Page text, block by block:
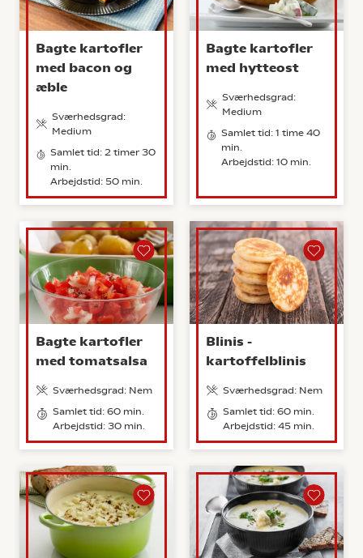
Bagte kartofler
med bacon og
æble
Sværhedsgrad:
Medium
Samlet tid: 2 timer 30
min.
Arbejdstid: 50 min.
Bagte kartofler
med hytteost
Sværhedsgrad:
Medium
Samlet tid: 1 time 40
min.
Arbejdstid: 10 min.
Bagte kartofler
med tomatsalsa
Sværhedsgrad: Nem
Samlet tid: 60 min.
Arbejdstid: 30 min.
Blinis -
kartoffelblinis
Sværhedsgrad: Nem
Samlet tid: 60 min.
Arbejdstid: 45 min.